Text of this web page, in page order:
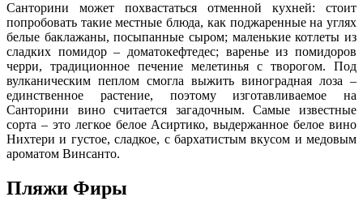
Санторини может похвастаться отменной кухней: стоит
попробовать такие местные блюда, как поджаренные на углях
белые баклажаны, посыпанные сыром; маленькие котлеты из
сладких помидор – доматокефтедес; варенье из помидоров
черри, традиционное печение мелетинья с творогом. Под
вулканическим пеплом смогла выжить виноградная лоза –
единственное растение, поэтому изготавливаемое на
Санторини вино считается загадочным. Самые известные
сорта – это легкое белое Асиртико, выдержанное белое вино
Нихтери и густое, сладкое, с бархатистым вкусом и медовым
ароматом Винсанто.
Пляжи Фиры